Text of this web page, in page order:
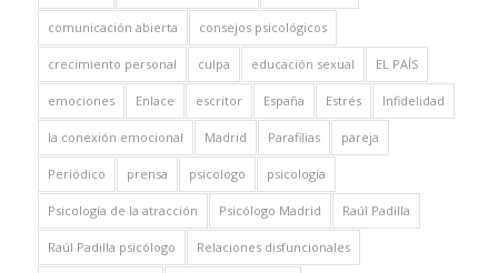
comunicación abierta consejos psicológicos
crecimiento personal culpa educación sexual EL PAÍS
emociones Enlace escritor España Estrés Infidelidad
la conexión emocional Madrid Parafilias pareja
Periódico prensa psicologo psicología
Psicología de la atracción Psicólogo Madrid Raúl Padilla
Raúl Padilla psicólogo Relaciones disfuncionales